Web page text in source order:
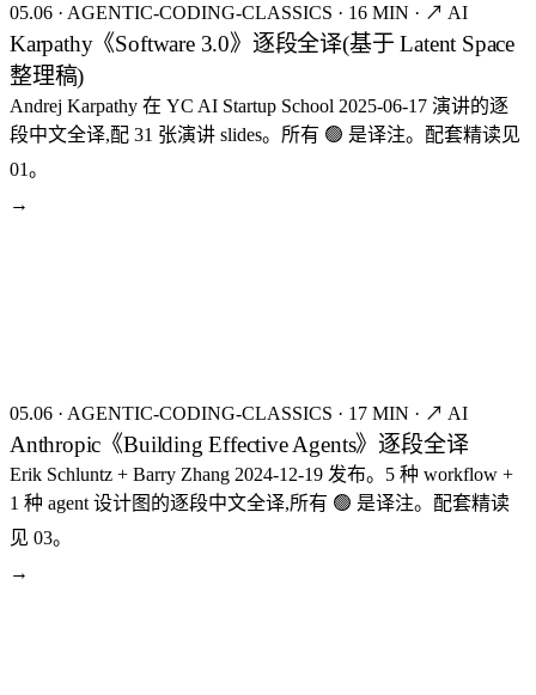
05.06 · AGENTIC-CODING-CLASSICS · 16 MIN · ↗ AI
Karpathy《Software 3.0》逐段全译(基于 Latent Space
整理稿)
Andrej Karpathy 在 YC AI Startup School 2025-06-17 演讲的逐
段中文全译,配 31 张演讲 slides。所有 🟢 是译注。配套精读见
01。
→
05.06 · AGENTIC-CODING-CLASSICS · 17 MIN · ↗ AI
Anthropic《Building Effective Agents》逐段全译
Erik Schluntz + Barry Zhang 2024-12-19 发布。5 种 workflow +
1 种 agent 设计图的逐段中文全译,所有 🟢 是译注。配套精读
见 03。
→